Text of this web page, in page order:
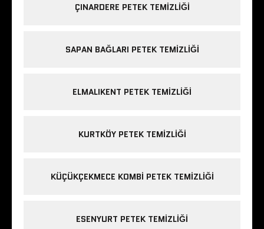
ÇINARDERE PETEK TEMIZLIĞI
SAPAN BAĞLARI PETEK TEMIZLIĞI
ELMALIKENT PETEK TEMIZLIĞI
KURTKÖY PETEK TEMIZLIĞI
KÜÇÜKÇEKMECE KOMBI PETEK TEMIZLIĞI
ESENYURT PETEK TEMIZLIĞI